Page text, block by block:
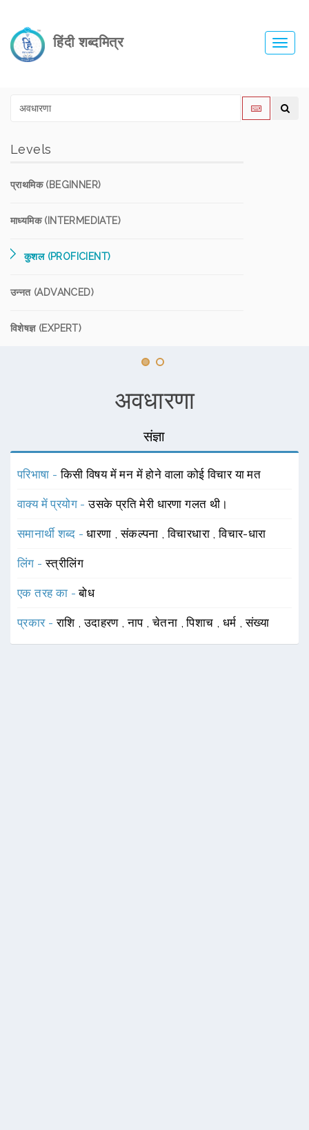
हिंदी शब्दमित्र
Levels
प्राथमिक (BEGINNER)
माध्यमिक (INTERMEDIATE)
कुशल (PROFICIENT)
उन्नत (ADVANCED)
विशेषज्ञ (EXPERT)
अवधारणा
संज्ञा
परिभाषा -किसी विषय में मन में होने वाला कोई विचार या मत
वाक्य में प्रयोग -उसके प्रति मेरी धारणा गलत थी।
समानार्थी शब्द -धारणा ,संकल्पना ,विचारधारा ,विचार-धारा
लिंग -स्त्रीलिंग
एक तरह का -बोध
प्रकार -राशि ,उदाहरण ,नाप ,चेतना ,पिशाच , धर्म ,संख्या